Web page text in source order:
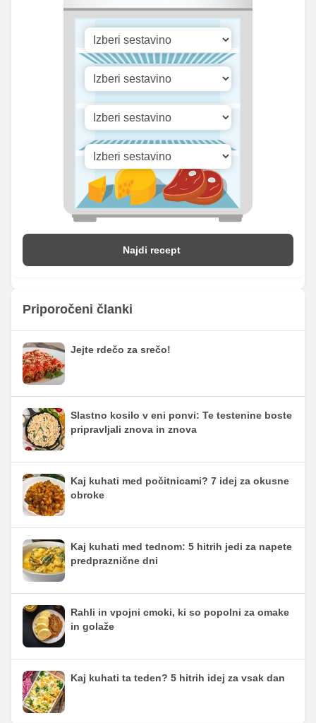
Vitamin A
iu
2025.5 iu
0 mg
0 mg
6.9 mg
14.25 mg
0 mg 0 mg
Najdi recept
Priporočeni članki
Jejte rdečo za srečo!
Slastno kosilo v eni ponvi: Te testenine boste
pripravljali znova in znova
Kaj kuhati med počitnicami? 7 idej za okusne
obroke
Kaj kuhati med tednom: 5 hitrih jedi za napete
predpraznične dni
Rahli in vpojni cmoki, ki so popolni za omake
in golaže
Kaj kuhati ta teden? 5 hitrih idej za vsak dan